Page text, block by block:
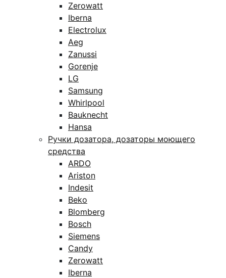
Zerowatt
Iberna
Electrolux
Aeg
Zanussi
Gorenje
LG
Samsung
Whirlpool
Bauknecht
Hansa
Ручки дозатора, дозаторы моющего
средства
ARDO
Ariston
Indesit
Beko
Blomberg
Bosch
Siemens
Candy
Zerowatt
Iberna